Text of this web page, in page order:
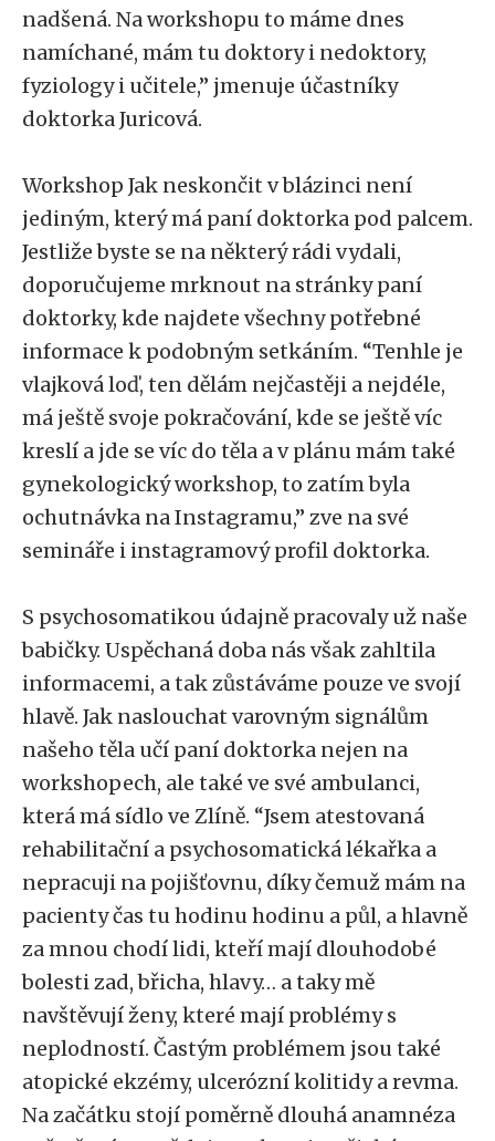
nadšená. Na workshopu to máme dnes
namíchané, mám tu doktory i nedoktory,
fyziology i učitele,” jmenuje účastníky
doktorka Juricová.
Workshop Jak neskončit v blázinci není
jediným, který má paní doktorka pod palcem.
Jestliže byste se na některý rádi vydali,
doporučujeme mrknout na stránky paní
doktorky, kde najdete všechny potřebné
informace k podobným setkáním. “Tenhle je
vlajková loď, ten dělám nejčastěji a nejdéle,
má ještě svoje pokračování, kde se ještě víc
kreslí a jde se víc do těla a v plánu mám také
gynekologický workshop, to zatím byla
ochutnávka na Instagramu,” zve na své
semináře i instagramový profil doktorka.
S psychosomatikou údajně pracovaly už naše
babičky. Uspěchaná doba nás však zahltila
informacemi, a tak zůstáváme pouze ve svojí
hlavě. Jak naslouchat varovným signálům
našeho těla učí paní doktorka nejen na
workshopech, ale také ve své ambulanci,
která má sídlo ve Zlíně. “Jsem atestovaná
rehabilitační a psychosomatická lékařka a
nepracuji na pojišťovnu, díky čemuž mám na
pacienty čas tu hodinu hodinu a půl, a hlavně
za mnou chodí lidi, kteří mají dlouhodobé
bolesti zad, břicha, hlavy… a taky mě
navštěvují ženy, které mají problémy s
neplodností. Častým problémem jsou také
atopické ekzémy, ulcerózní kolitidy a revma.
Na začátku stojí poměrně dlouhá anamnéza